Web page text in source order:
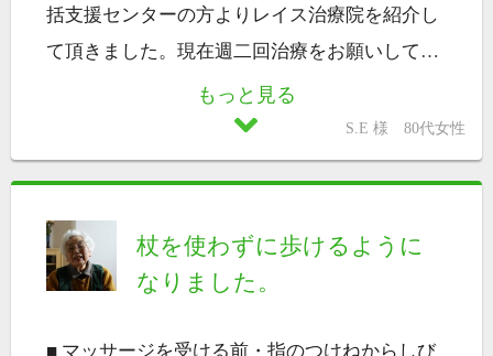
括支援センターの方よりレイス治療院を紹介し
て頂きました。現在週二回治療をお願いして …
もっと見る
S.E 様 80代女性
杖を使わずに歩けるように
なりました。
■ マッサージを受ける前・指のつけねからしび